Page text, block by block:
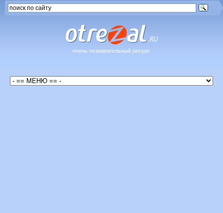
очень познавательный ресурс